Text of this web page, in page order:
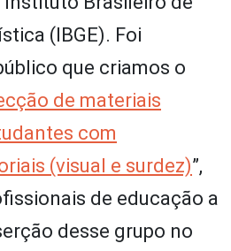
(IBGE). Foi
que criamos o
de materiais
com
(visual e surdez)”,
de educação a
desse grupo no